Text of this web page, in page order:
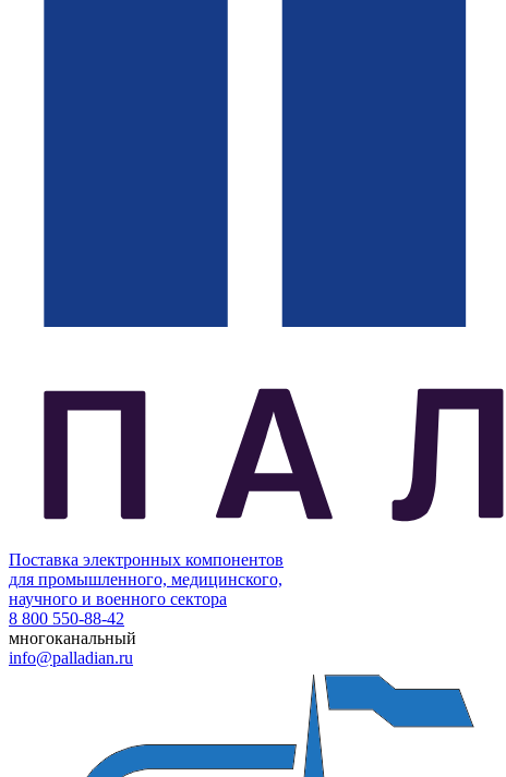
Поставка электронных компонентов
для промышленного, медицинского,
научного и военного сектора
8 800 550-88-42
многоканальный
info@palladian.ru